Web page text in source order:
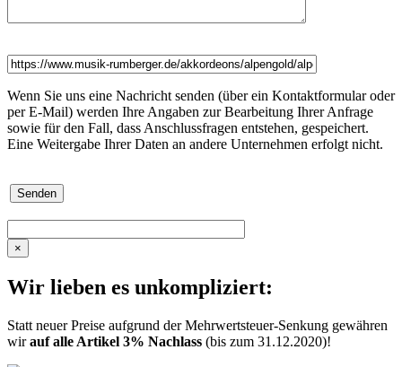
Wenn Sie uns eine Nachricht senden (über ein Kontaktformular oder
per E-Mail) werden Ihre Angaben zur Bearbeitung Ihrer Anfrage
sowie für den Fall, dass Anschlussfragen entstehen, gespeichert.
Eine Weitergabe Ihrer Daten an andere Unternehmen erfolgt nicht.
×
Wir lieben es unkompliziert:
Statt neuer Preise aufgrund der Mehrwertsteuer-Senkung gewähren
wirauf alle Artikel 3% Nachlass (bis zum 31.12.2020)!